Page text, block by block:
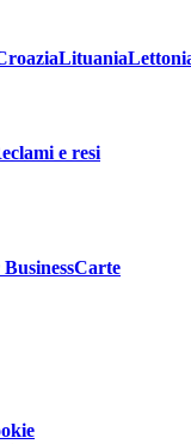
Lituania
e resi
Carte